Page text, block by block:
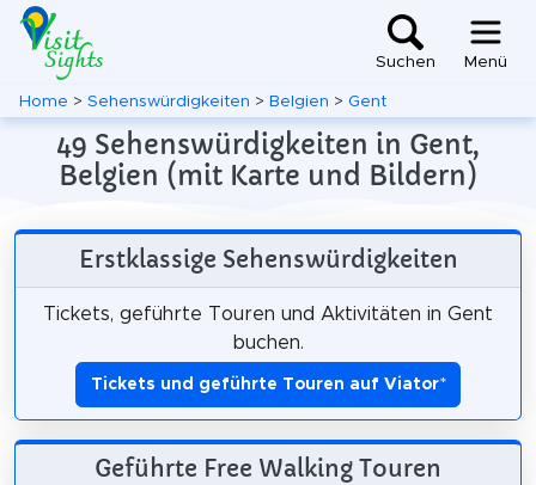
Suchen Menü
Home > Sehenswürdigkeiten > Belgien > Gent
49 Sehenswürdigkeiten in Gent,
Belgien (mit Karte und Bildern)
Erstklassige Sehenswürdigkeiten
Tickets, geführte Touren und Aktivitäten in Gent
buchen.
Tickets und geführte Touren auf Viator*
Geführte Free Walking Touren